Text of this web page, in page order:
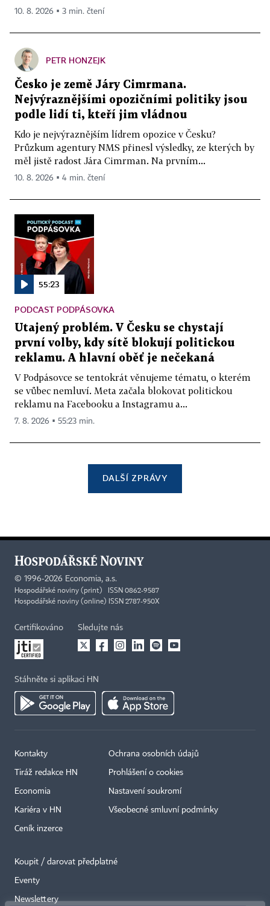
10. 8. 2026 ▪ 3 min. čtení
PETR HONZEJK
Česko je země Járy Cimrmana.
Nejvýraznějšími opozičními politiky jsou
podle lidí ti, kteří jim vládnou
Kdo je nejvýraznějším lídrem opozice v Česku?
Průzkum agentury NMS přinesl výsledky, ze kterých by
měl jistě radost Jára Cimrman. Na prvním...
10. 8. 2026 ▪ 4 min. čtení
55:23
PODCAST PODPÁSOVKA
Utajený problém. V Česku se chystají
první volby, kdy sítě blokují politickou
reklamu. A hlavní oběť je nečekaná
V Podpásovce se tentokrát věnujeme tématu, o kterém
se vůbec nemluví. Meta začala blokovat politickou
reklamu na Facebooku a Instagramu a...
7. 8. 2026 ▪ 55:23 min.
DALŠÍ ZPRÁVY
© 1996-2026 Economia, a.s.
Hospodářské noviny (print) ISSN 0862-9587
Hospodářské noviny (online) ISSN 2787-950X
Certifikováno Sledujte nás
Stáhněte si aplikaci HN
Kontakty
Tiráž redakce HN
Economia
Kariéra v HN
Ceník inzerce
Ochrana osobních údajů
Prohlášení o cookies
Nastavení soukromí
Všeobecné smluvní podmínky
Koupit / darovat předplatné
Eventy
Newslettery